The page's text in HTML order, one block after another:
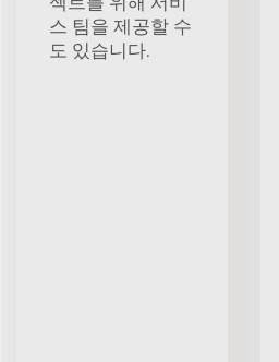
스 팀을 제공할 수
도 있습니다.